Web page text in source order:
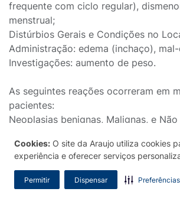
Cookies: O site da Araujo utiliza cookies
experiência e oferecer serviços
Permitir Dispensar
frequente com ciclo regular),
menstrual;
Distúrbios Gerais e Condições no
Administração: edema (inchaço),
Investigações: aumento de peso.
As seguintes reações ocorreram em
pacientes:
Neoplasias benignas, Malignas, e
mulheres, fibroadenoma de mama
Distúrbios Psiquiátricos: diminuição
sexual), aumento da libido (desejo
Distúrbios do Sistema Nervoso: